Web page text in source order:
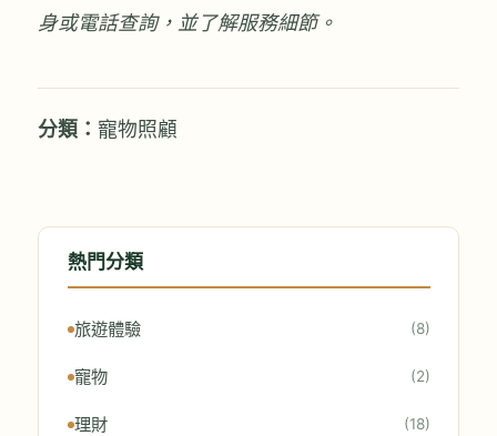
身或電話查詢，並了解服務細節。
分類： 寵物照顧
熱門分類
旅遊體驗 (8)
寵物 (2)
理財 (18)